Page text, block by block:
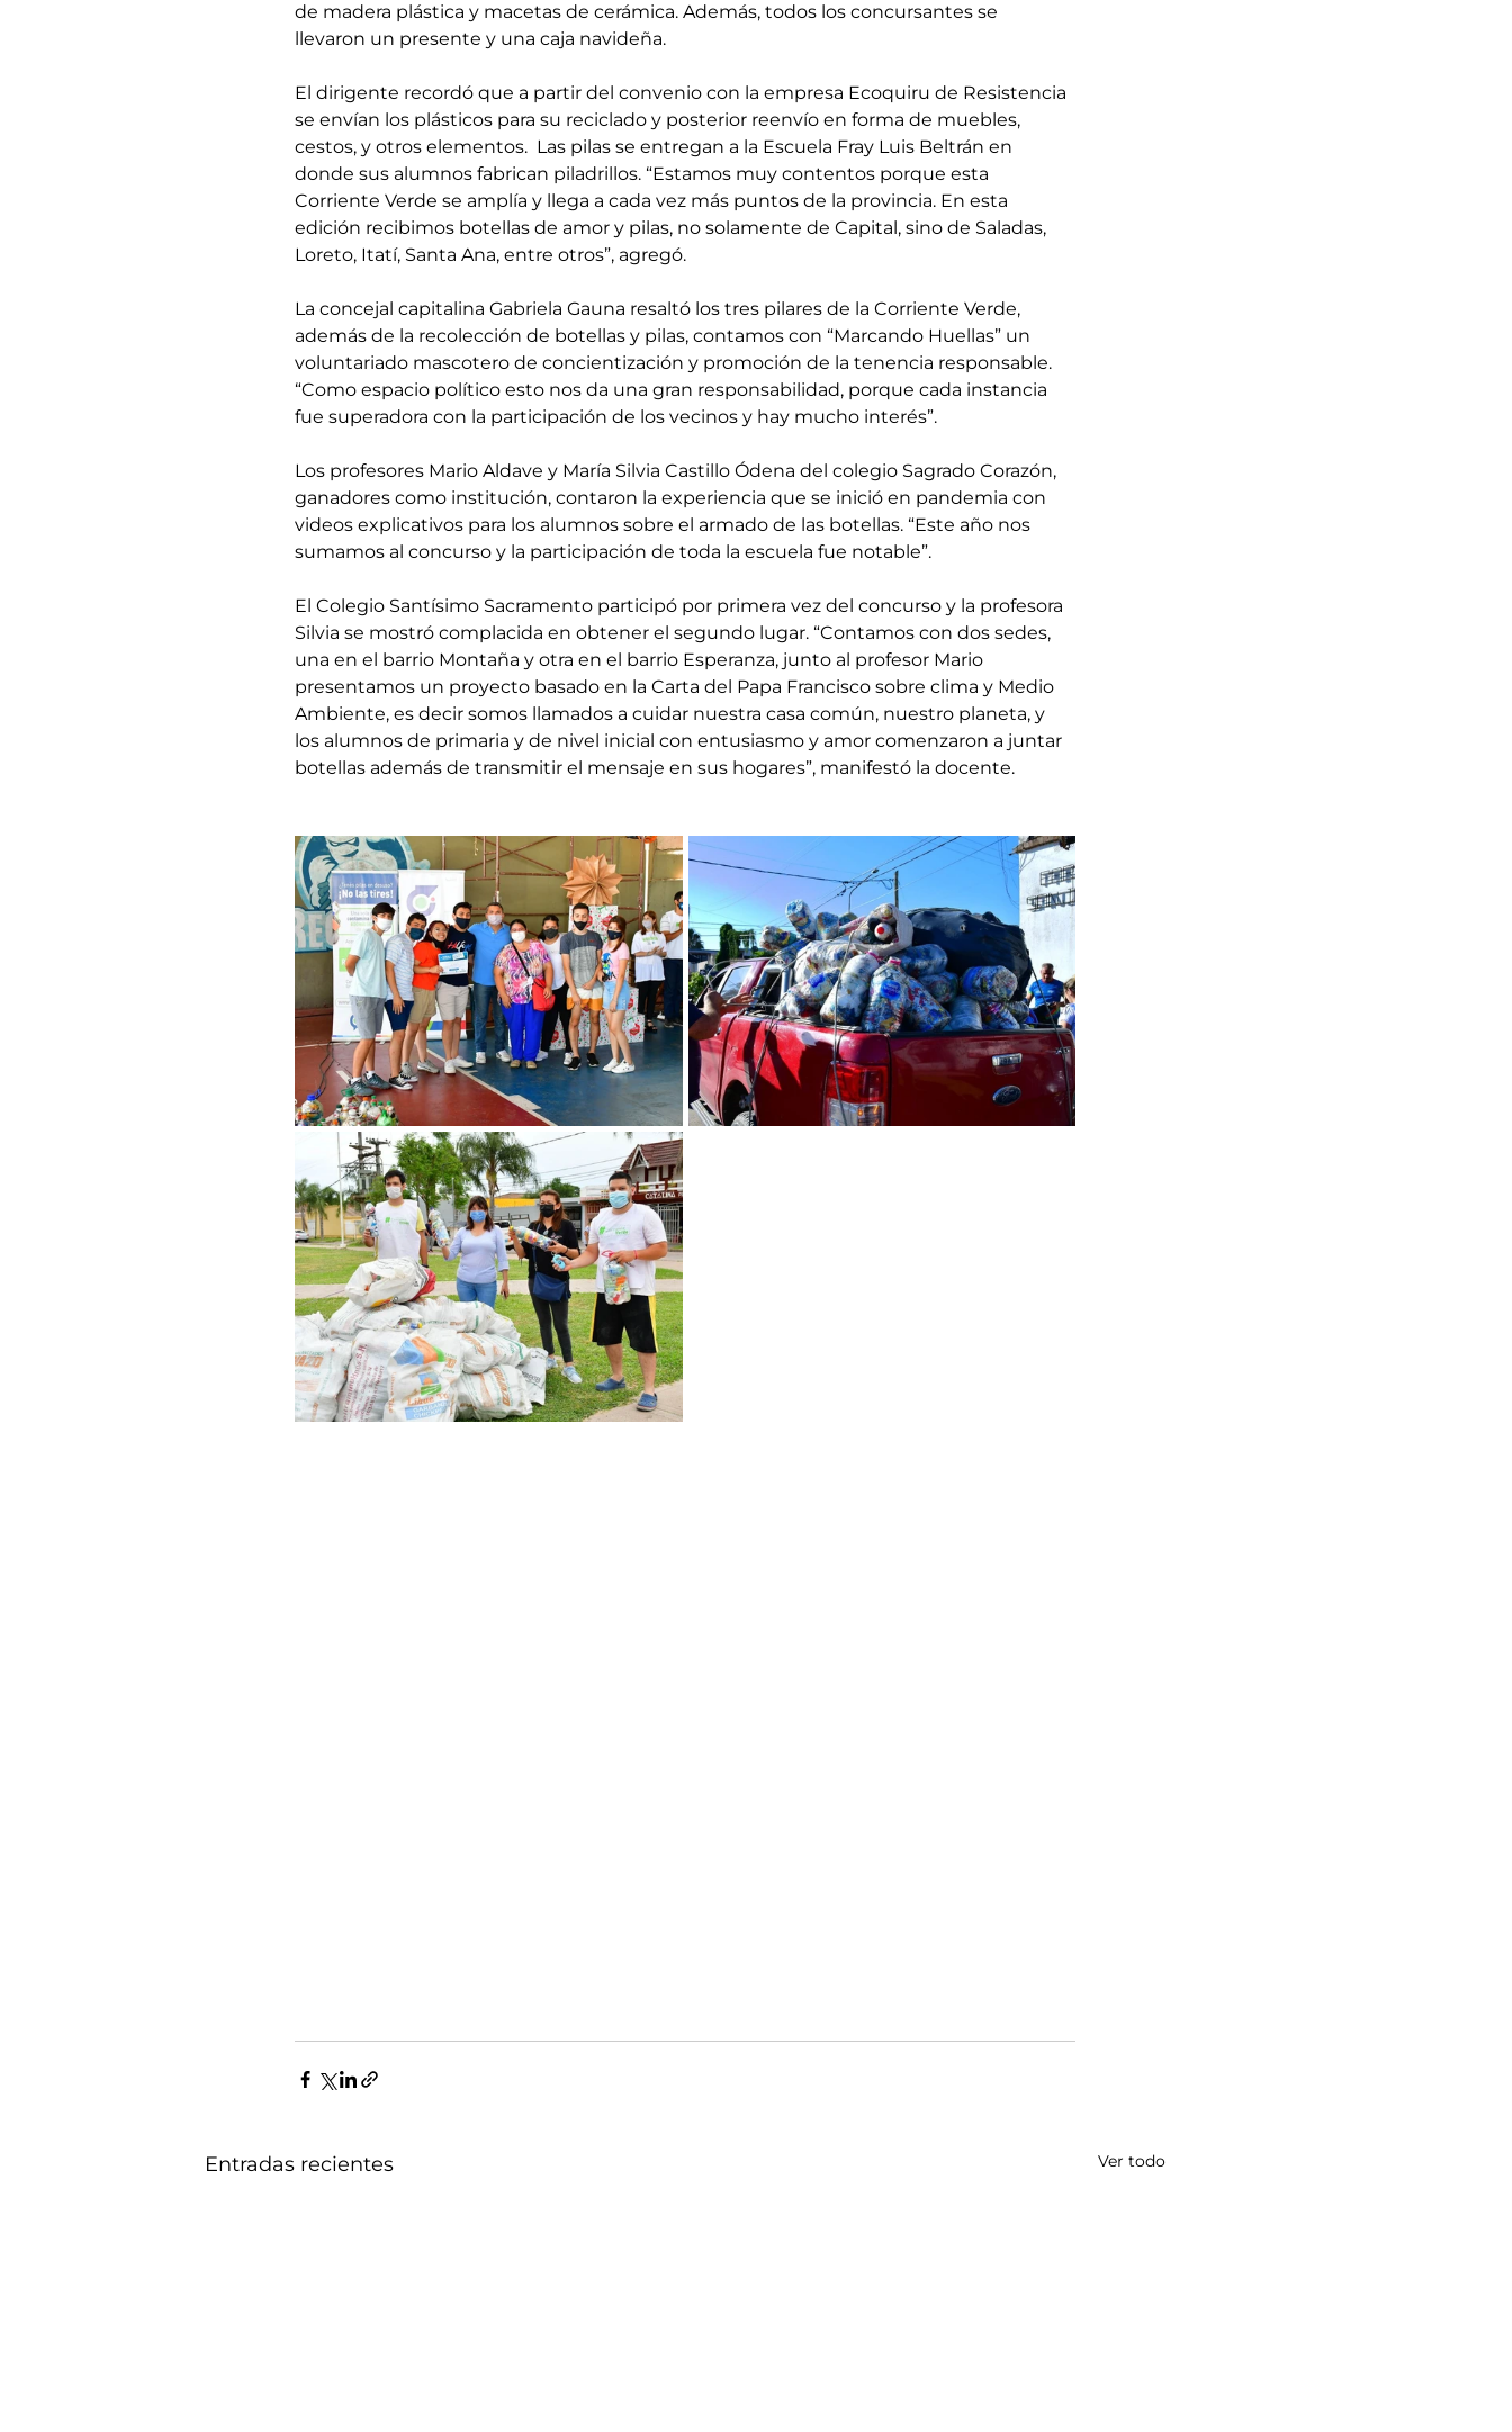
de madera plástica y macetas de cerámica. Además, todos los concursantes se
llevaron un presente y una caja navideña.
El dirigente recordó que a partir del convenio con la empresa Ecoquiru de Resistencia
se envían los plásticos para su reciclado y posterior reenvío en forma de muebles,
cestos, y otros elementos.  Las pilas se entregan a la Escuela Fray Luis Beltrán en
donde sus alumnos fabrican piladrillos. “Estamos muy contentos porque esta
Corriente Verde se amplía y llega a cada vez más puntos de la provincia. En esta
edición recibimos botellas de amor y pilas, no solamente de Capital, sino de Saladas,
Loreto, Itatí, Santa Ana, entre otros”, agregó.
La concejal capitalina Gabriela Gauna resaltó los tres pilares de la Corriente Verde,
además de la recolección de botellas y pilas, contamos con “Marcando Huellas” un
voluntariado mascotero de concientización y promoción de la tenencia responsable.
“Como espacio político esto nos da una gran responsabilidad, porque cada instancia
fue superadora con la participación de los vecinos y hay mucho interés”.
Los profesores Mario Aldave y María Silvia Castillo Ódena del colegio Sagrado Corazón,
ganadores como institución, contaron la experiencia que se inició en pandemia con
videos explicativos para los alumnos sobre el armado de las botellas. “Este año nos
sumamos al concurso y la participación de toda la escuela fue notable”.
El Colegio Santísimo Sacramento participó por primera vez del concurso y la profesora
Silvia se mostró complacida en obtener el segundo lugar. “Contamos con dos sedes,
una en el barrio Montaña y otra en el barrio Esperanza, junto al profesor Mario
presentamos un proyecto basado en la Carta del Papa Francisco sobre clima y Medio
Ambiente, es decir somos llamados a cuidar nuestra casa común, nuestro planeta, y
los alumnos de primaria y de nivel inicial con entusiasmo y amor comenzaron a juntar
botellas además de transmitir el mensaje en sus hogares”, manifestó la docente.
Entradas recientes Ver todo